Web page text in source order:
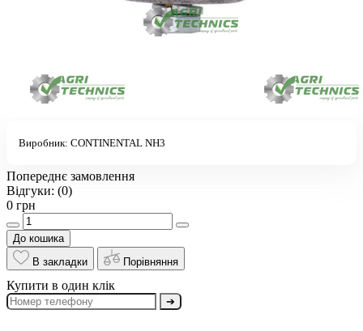
Виробник: CONTINENTAL NH3
Попереднє замовлення
Відгуки: (0)
0 грн
До кошика
В закладки
Порівняння
Купити в один клік
➔